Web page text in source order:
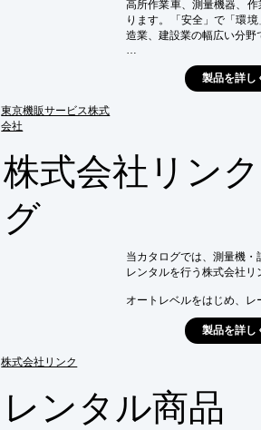
東京機販サービス株式
会社
高所作業車、測量機器、
ります。「安全」で「環
造業、建設業の幅広い分野
【主なカタログ内容】
■メッシュパレット　台車
■可搬式作業台　移動式足
※総合カタログ進呈中！詳
ください。
製品を詳し
株式会社リン
グ
株式会社リンク
当カタログでは、測量機・
レンタルを行う株式会社リ
オートレベルをはじめ、
などを多数ラインアップ。
測量機・計測機器の修理
■オートレベル
■レーザー墨出し器
■トランシット/セオドライド
製品を詳し
レンタル商品